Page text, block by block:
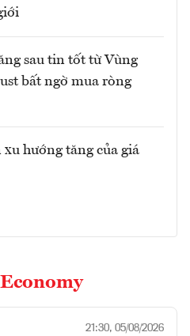
sau tin tốt từ Vùng
bất ngờ mua ròng
hướng tăng của giá
21:30, 05/08/2026